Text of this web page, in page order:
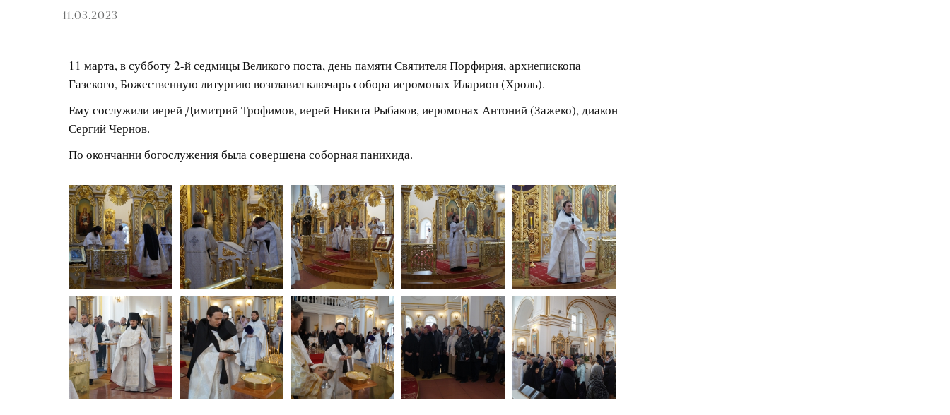
11.03.2023
11 марта, в субботу 2-й седмицы Великого поста, день памяти Святителя Порфирия, архиепископа
Газского, Божественную литургию возглавил ключарь собора иеромонах Иларион (Хроль).
Ему сослужили иерей Димитрий Трофимов, иерей Никита Рыбаков, иеромонах Антоний (Зажеко), диакон
Сергий Чернов.
По окончанни богослужения была совершена соборная панихида.